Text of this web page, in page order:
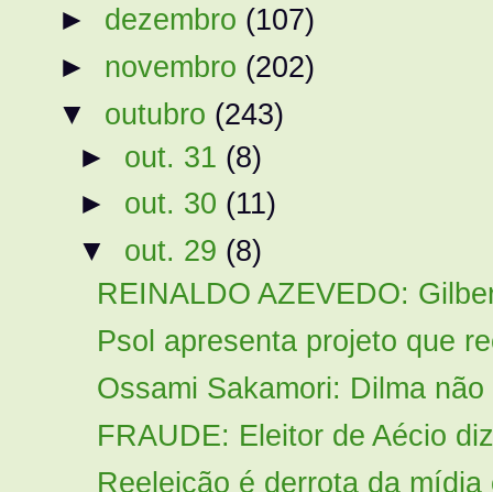
► dezembro (107)
► novembro (202)
▼ outubro (243)
► out. 31 (8)
► out. 30 (11)
▼ out. 29 (8)
REINALDO AZEVEDO:
Psol apresenta projeto que
Ossami Sakamori: Dilma
FRAUDE: Eleitor de Aécio
Reeleição é derrota da